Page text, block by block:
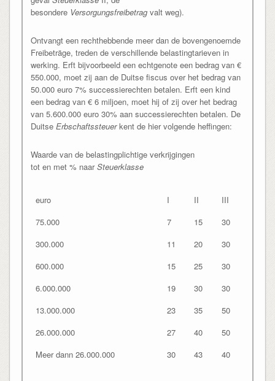
besondere Versorgungsfreibetragvalt weg).
Ontvangt een rechthebbende meer dan de bovengenoemde
Freibeträge, treden de verschillende belastingtarieven in
werking. Erft bijvoorbeeld een echtgenote een bedrag van €
550.000, moet zij aan de Duitse fiscus over het bedrag van
50.000 euro 7% successierechten betalen. Erft een kind
een bedrag van € 6 miljoen, moet hij of zij over het bedrag
van 5.600.000 euro 30% aan successierechten betalen. De
Duitse Erbschaftssteuerkent de hier volgende heffingen:
Waarde van de belastingplichtige verkrijgingen
tot en met % naarSteuerklasse
euro I II
III
75.000
7 15
30
300.000
11 20
30
600.000
15 25
30
6.000.000
19 30
30
13.000.000
23 35
50
26.000.000
27 40
50
Meer dann 26.000.000
30 43 40